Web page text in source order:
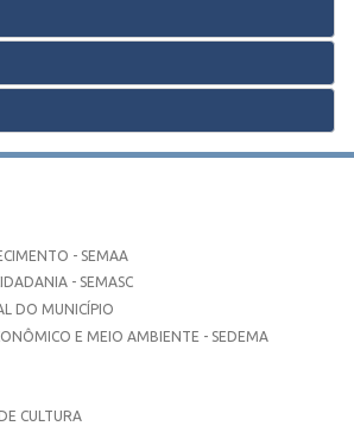
- SEMAA
- SEMASC
DO MUNICÍPIO
E MEIO AMBIENTE - SEDEMA
CULTURA